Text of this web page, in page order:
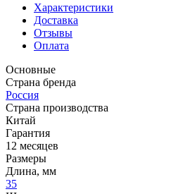
Характеристики
Доставка
Отзывы
Оплата
Основные
Страна бренда
Россия
Страна производства
Китай
Гарантия
12 месяцев
Размеры
Длина, мм
35